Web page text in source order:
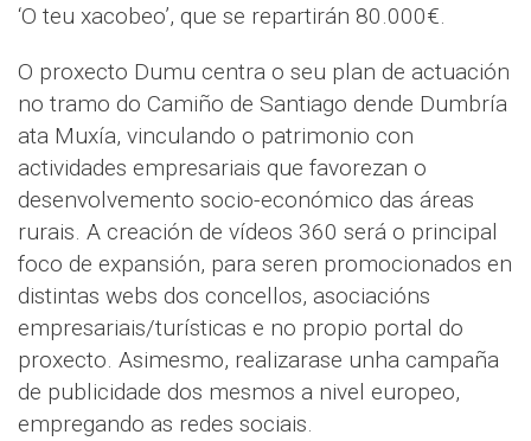
‘O teu xacobeo’, que se repartirán 80.000€.
O proxecto Dumu centra o seu plan de actuación
no tramo do Camiño de Santiago dende Dumbría
ata Muxía, vinculando o patrimonio con
actividades empresariais que favorezan o
desenvolvemento socio-económico das áreas
rurais. A creación de vídeos 360 será o principal
foco de expansión, para seren promocionados en
distintas webs dos concellos, asociacións
empresariais/turísticas e no propio portal do
proxecto. Asimesmo, realizarase unha campaña
de publicidade dos mesmos a nivel europeo,
empregando as redes sociais.